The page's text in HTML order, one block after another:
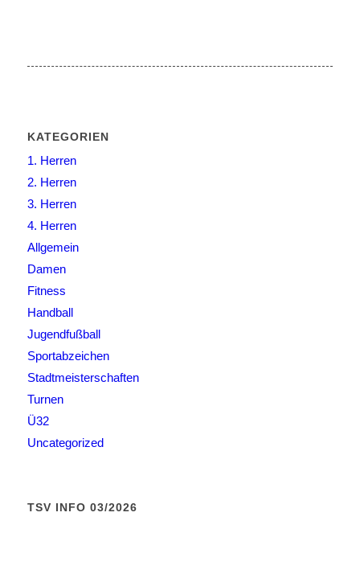
KATEGORIEN
1. Herren
2. Herren
3. Herren
4. Herren
Allgemein
Damen
Fitness
Handball
Jugendfußball
Sportabzeichen
Stadtmeisterschaften
Turnen
Ü32
Uncategorized
TSV INFO 03/2026